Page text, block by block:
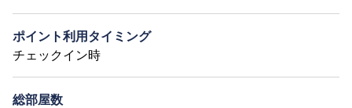
ポイント利用タイミング
チェックイン時
総部屋数